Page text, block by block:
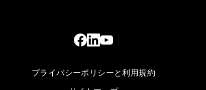
プライバシーポリシーと利用規約